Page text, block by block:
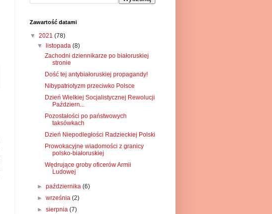
Zawartość datami
▼ 2021 (78)
▼listopada(8)
Zachodni dziennikarze po białoruskiej
stronie
Dość tej antybiałoruskiej propagandy!
Nibypatriotyzm przeciwko Polsce
Dzień Wielkiej Socjalistycznej Rewolucji
Październ...
Pozostałości po państwowych
taksówkach
Dzień Niepodległości Radzieckiej Polski
Prowokacyjne wiadomości z granicy
polsko-białoruskiej
Wędrujące groby oficerów Armii
Ludowej
►października(6)
►września(2)
►sierpnia(7)